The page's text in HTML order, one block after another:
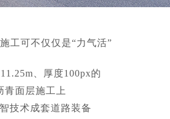
工可不仅仅是“力气活”
、厚度100px的
青面层施工上
技术成套道路装备